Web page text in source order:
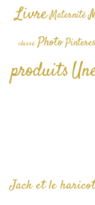
Livre Maternité
classé Photo
produits
Jack et le